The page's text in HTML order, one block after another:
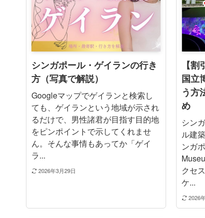
シンガポール・ゲイランの行き
方（写真で解説）
Googleマップでゲイランと検索し
ても、ゲイランという地域が示され
るだけで、男性諸君が目指す目的地
をピンポイントで示してくれませ
ん。そんな事情もあってか「ゲイ
ラ...
2026年3月29日
【
国立
う方
め
シン
ル建
ンガ
クセ
ケ...
2026